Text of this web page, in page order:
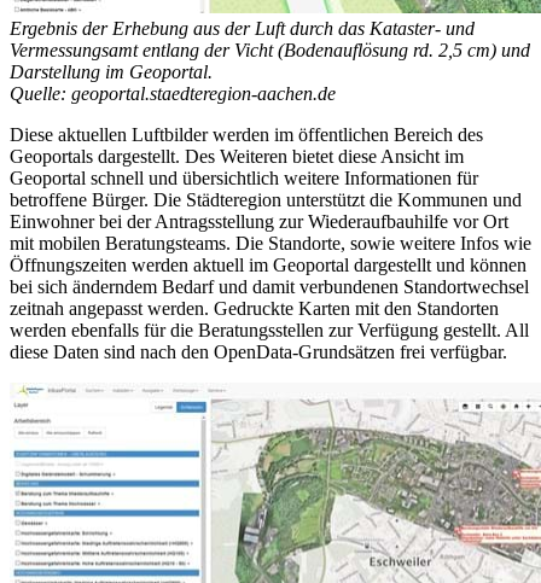
Ergebnis der Erhebung aus der Luft durch das Kataster- und
Vermessungsamt entlang der Vicht (Bodenauflösung rd. 2,5 cm) und
Darstellung im Geoportal.
Quelle: geoportal.staedteregion-aachen.de
Diese aktuellen Luftbilder werden im öffentlichen Bereich des
Geoportals dargestellt. Des Weiteren bietet diese Ansicht im
Geoportal schnell und übersichtlich weitere Informationen für
betroffene Bürger. Die Städteregion unterstützt die Kommunen und
Einwohner bei der Antragsstellung zur Wiederaufbauhilfe vor Ort
mit mobilen Beratungsteams. Die Standorte, sowie weitere Infos wie
Öffnungszeiten werden aktuell im Geoportal dargestellt und können
bei sich änderndem Bedarf und damit verbundenen Standortwechsel
zeitnah angepasst werden. Gedruckte Karten mit den Standorten
werden ebenfalls für die Beratungsstellen zur Verfügung gestellt. All
diese Daten sind nach den OpenData-Grundsätzen frei verfügbar.